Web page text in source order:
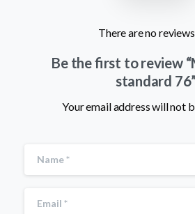
There are no
Be the first to review
standard
Your email address will not